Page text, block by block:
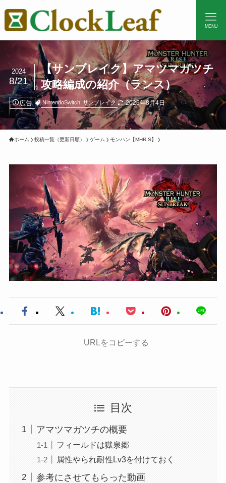
MENU
【サンブレイク】アマツマガツチ
攻略編成の紹介（ランス）
2024
8/21
広告 NintendoSwitch サンブレイク 2026年8月4日
ホーム 投稿一覧（更新日順） ゲーム モンハン【MHR:S】
URLをコピーする
目次
アマツマガツチの概要
フィールドは獄泉郷
属性やられ耐性Lv3を付けておく
参考にさせてもらった動画